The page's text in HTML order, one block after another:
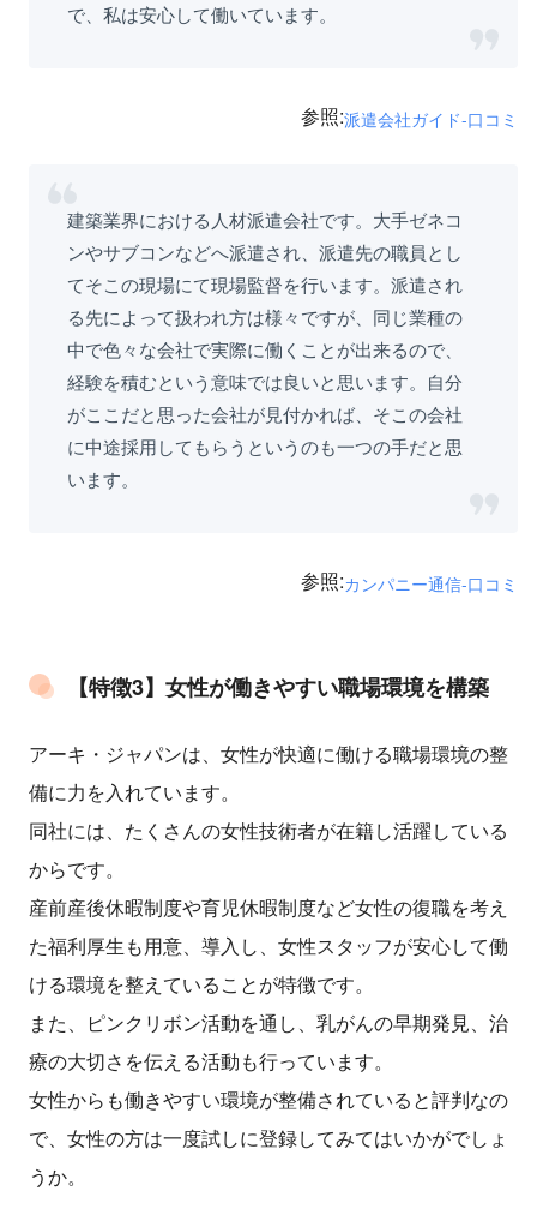
で、私は安心して働いています。
参照:派遣会社ガイド-口コミ
建築業界における人材派遣会社です。大手ゼネコ
ンやサブコンなどへ派遣され、派遣先の職員とし
てそこの現場にて現場監督を行います。派遣され
る先によって扱われ方は様々ですが、同じ業種の
中で色々な会社で実際に働くことが出来るので、
経験を積むという意味では良いと思います。自分
がここだと思った会社が見付かれば、そこの会社
に中途採用してもらうというのも一つの手だと思
います。
参照:カンパニー通信-口コミ
【特徴3】女性が働きやすい職場環境を構築
アーキ・ジャパンは、女性が快適に働ける職場環境の整
備に力を入れています。
同社には、たくさんの女性技術者が在籍し活躍している
からです。
産前産後休暇制度や育児休暇制度など女性の復職を考え
た福利厚生も用意、導入し、女性スタッフが安心して働
ける環境を整えていることが特徴です。
また、ピンクリボン活動を通し、乳がんの早期発見、治
療の大切さを伝える活動も行っています。
女性からも働きやすい環境が整備されていると評判なの
で、女性の方は一度試しに登録してみてはいかがでしょ
うか。